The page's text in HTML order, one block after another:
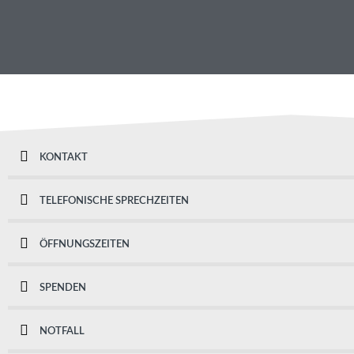
KONTAKT
TELEFONISCHE SPRECHZEITEN
ÖFFNUNGSZEITEN
SPENDEN
NOTFALL